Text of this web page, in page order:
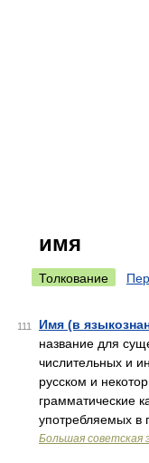
имя
Толкование
111 Имя (в
название для
числительных и
русском и
грамматические
употребляемых в
Большая советская